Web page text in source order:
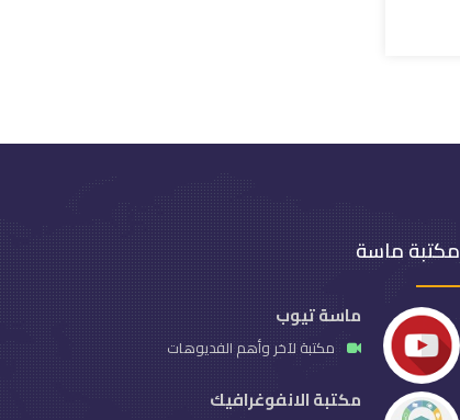
مكتبة ماسة
ماسة تيوب
مكتبة لآخر وأهم الفديوهات
مكتبة الانفوغرافيك